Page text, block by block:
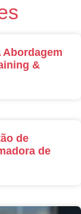
Abordagem
&
de
de